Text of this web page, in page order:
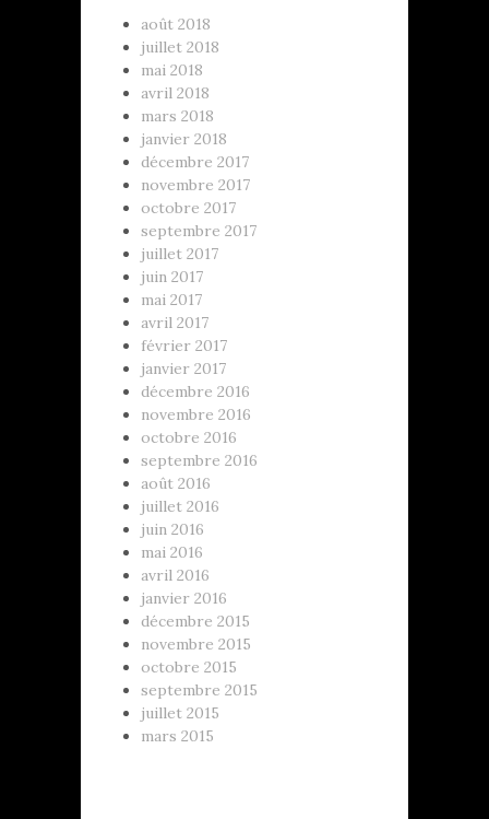
août 2018
juillet 2018
mai 2018
avril 2018
mars 2018
janvier 2018
décembre 2017
novembre 2017
octobre 2017
septembre 2017
juillet 2017
juin 2017
mai 2017
avril 2017
février 2017
janvier 2017
décembre 2016
novembre 2016
octobre 2016
septembre 2016
août 2016
juillet 2016
juin 2016
mai 2016
avril 2016
janvier 2016
décembre 2015
novembre 2015
octobre 2015
septembre 2015
juillet 2015
mars 2015